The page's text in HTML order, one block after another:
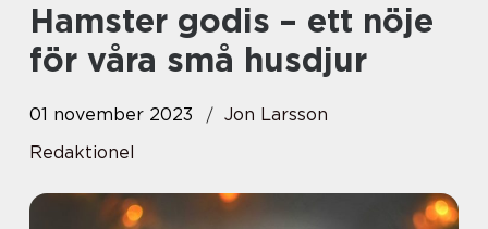
Hamster godis – ett nöje
för våra små husdjur
01 november 2023
Jon Larsson
Redaktionel